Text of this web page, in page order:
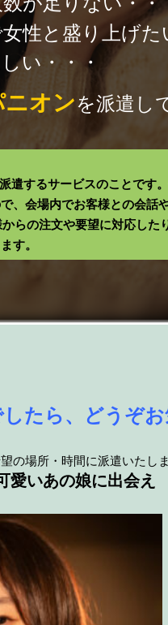
性と盛り上げた
い・・・
オンを派遣し
するサービスのことです
、会場内でお客様との会話
らの注文や要望に対応した
す。
たら、どうぞ
の場所・時間に派遣いたしま
いあの娘に出会え